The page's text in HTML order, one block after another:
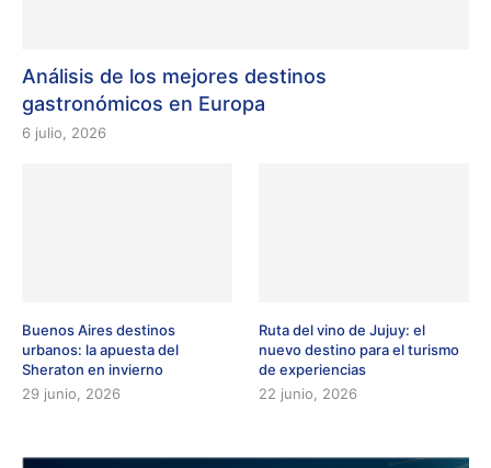
Análisis de los mejores destinos
gastronómicos en Europa
6 julio, 2026
Buenos Aires destinos
urbanos: la apuesta del
Sheraton en invierno
29 junio, 2026
Ruta del vino de Jujuy: el
nuevo destino para el turismo
de experiencias
22 junio, 2026